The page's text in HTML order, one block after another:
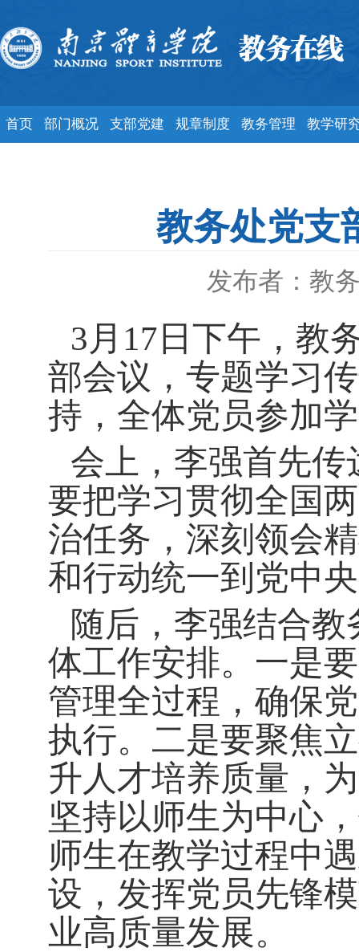
首页 部门概况 支部党建 规章制度 教务管理 教学研
教务处党支
发布者：教
3月17日下午，教
部会议，专题学习
持，全体党员参加
会上， 李强首先传
要把学习贯彻全国
治任务，深刻领会
和行动统一到党中
随后， 李强结合教
体工作安排。一是
管理全过程，确保
执行。二是要聚焦
升人才培养质量，
坚持以师生为中心
师生在教学过程中
设，发挥党员先锋
业高质量发展。